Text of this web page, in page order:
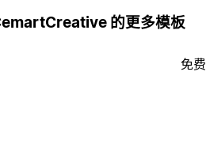
的更多模板
免费